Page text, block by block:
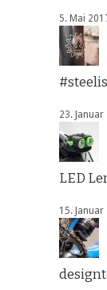
5. Mai
23. Januar
LED
15. Januar